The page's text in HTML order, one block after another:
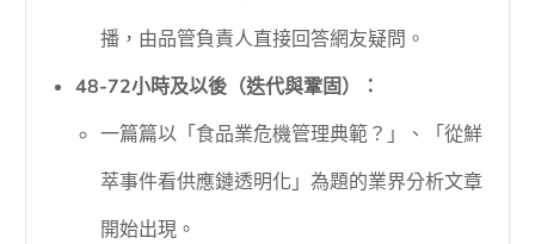
播，由品管負責人直接回答網友疑問。
48-72小時及以後（迭代與鞏固）：
一篇篇以「食品業危機管理典範？」、「從鮮
萃事件看供應鏈透明化」為題的業界分析文章
開始出現。